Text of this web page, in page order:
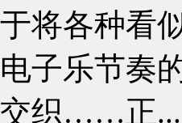
于将各种看
电子乐节奏
交织……正...